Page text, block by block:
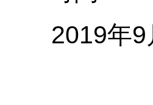
2019年9